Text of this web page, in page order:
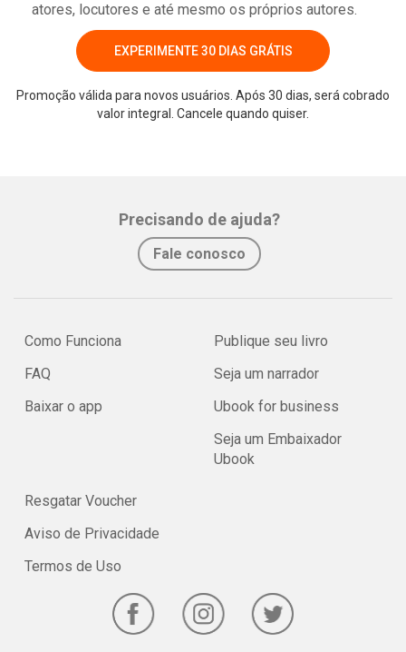
atores, locutores e até mesmo os próprios autores.
EXPERIMENTE 30 DIAS GRÁTIS
Promoção válida para novos usuários. Após 30 dias, será cobrado
valor integral. Cancele quando quiser.
Precisando de ajuda?
Fale conosco
Como Funciona
FAQ
Baixar o app
Publique seu livro
Seja um narrador
Ubook for business
Seja um Embaixador
Ubook
Resgatar Voucher
Aviso de Privacidade
Termos de Uso